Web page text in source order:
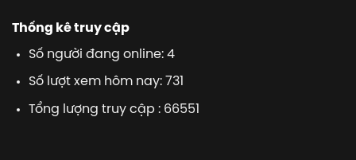
Thống kê truy cập
Số người đang online: 4
Số lượt xem hôm nay: 731
Tổng lượng truy cập : 66551